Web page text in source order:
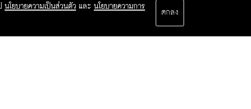
นโยบายความเป็นส่วนตัว และ นโยบายความการ
ตกลง